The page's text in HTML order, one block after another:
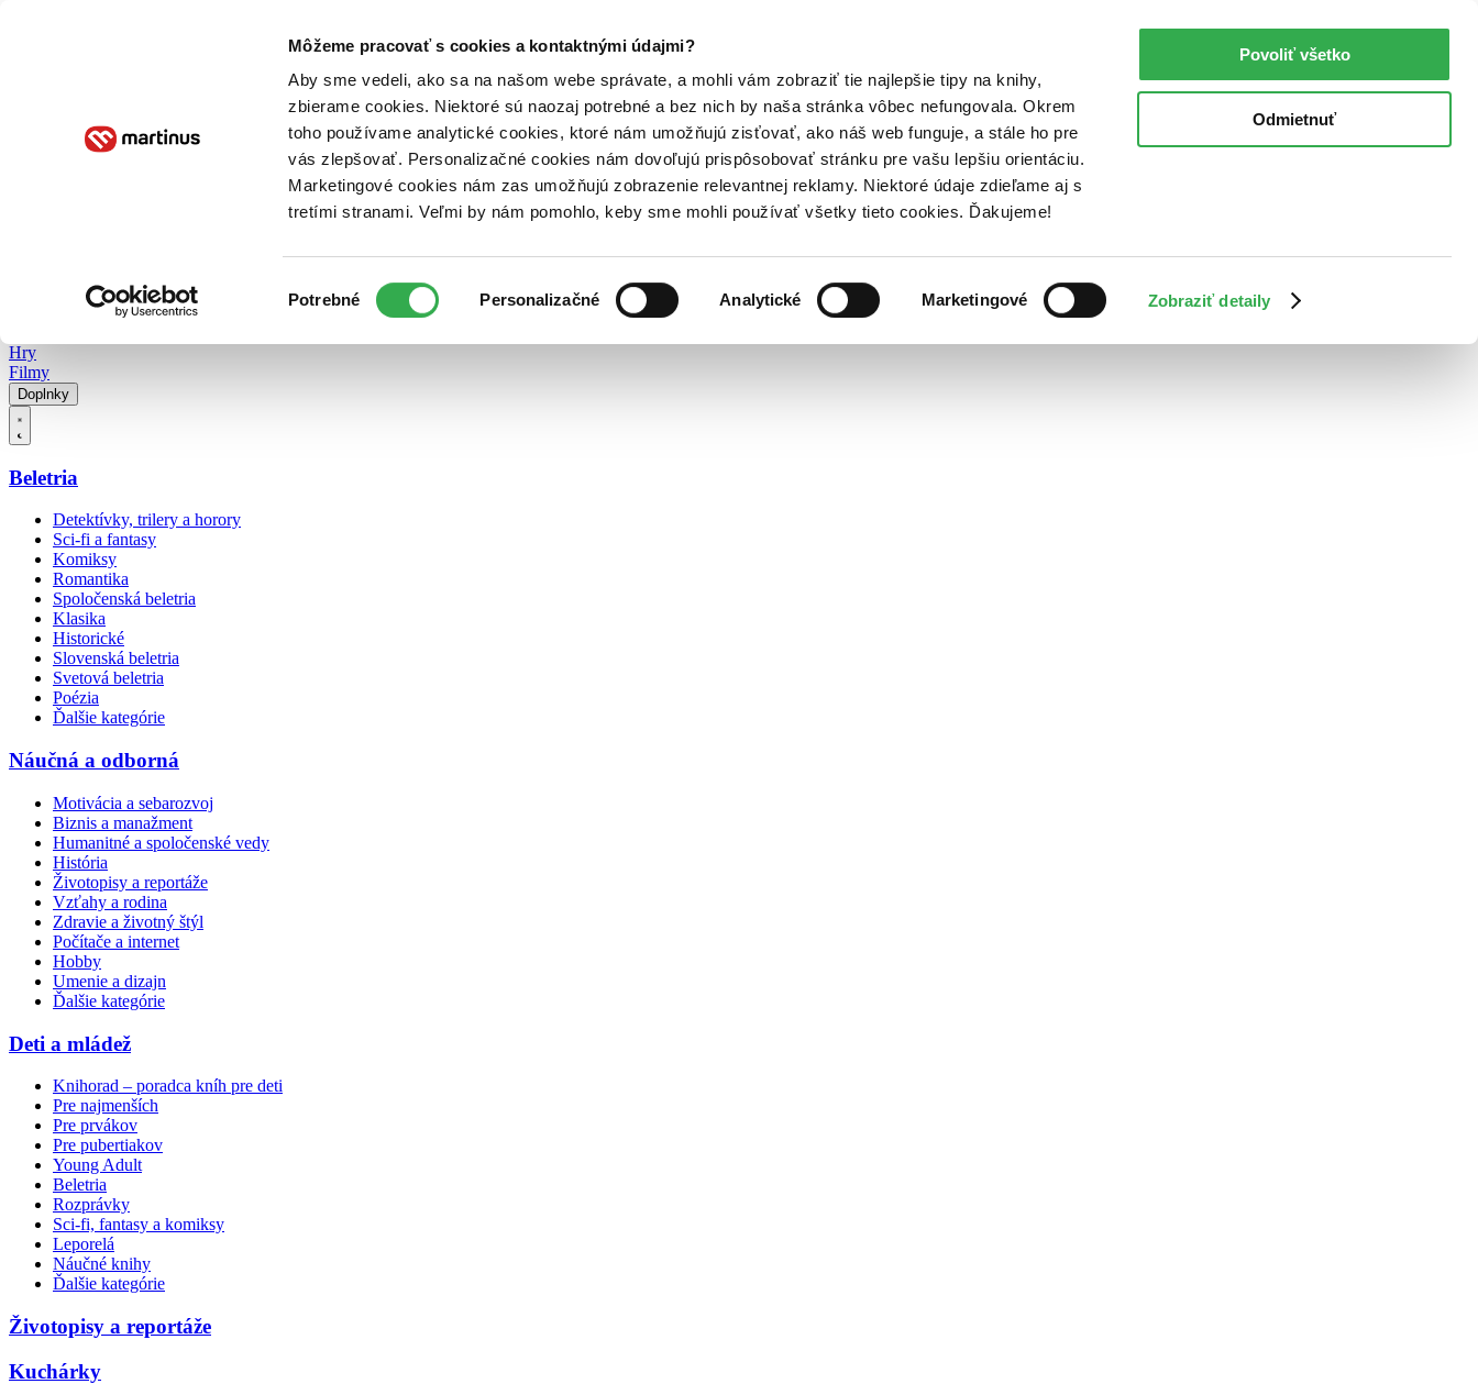
Môžeme pracovať s cookies a kontaktnými údajmi?
Aby sme vedeli, ako sa na našom webe správate, a mohli vám zobraziť tie najlepšie tipy na knihy,
zbierame cookies. Niektoré sú naozaj potrebné a bez nich by naša stránka vôbec nefungovala. Okrem
toho používame analytické cookies, ktoré nám umožňujú zisťovať, ako náš web funguje, a stále ho pre
vás zlepšovať. Personalizačné cookies nám dovoľujú prispôsobovať stránku pre vašu lepšiu orientáciu.
Marketingové cookies nám zas umožňujú zobrazenie relevantnej reklamy. Niektoré údaje zdieľame aj s
tretími stranami. Veľmi by nám pomohlo, keby sme mohli používať všetky tieto cookies. Ďakujeme!
súhlasu
Potrebné Personalizačné Analytické Marketingové Zobraziť detaily
Povoliť všetko
Odmietnuť
Poukážky Kontakt
Hry
Filmy
Doplnky
Beletria
Detektívky, trilery a horory
Sci-fi a fantasy
Komiksy
Romantika
Spoločenská beletria
Klasika
Historické
Slovenská beletria
Svetová beletria
Poézia
Ďalšie kategórie
Náučná a odborná
Motivácia a sebarozvoj
Biznis a manažment
Humanitné a spoločenské vedy
História
Životopisy a reportáže
Vzťahy a rodina
Zdravie a životný štýl
Počítače a internet
Hobby
Umenie a dizajn
Ďalšie kategórie
Deti a mládež
Knihorad – poradca kníh pre deti
Pre najmenších
Pre prvákov
Pre pubertiakov
Young Adult
Beletria
Rozprávky
Sci-fi, fantasy a komiksy
Leporelá
Náučné knihy
Ďalšie kategórie
Životopisy a reportáže
Kuchárky